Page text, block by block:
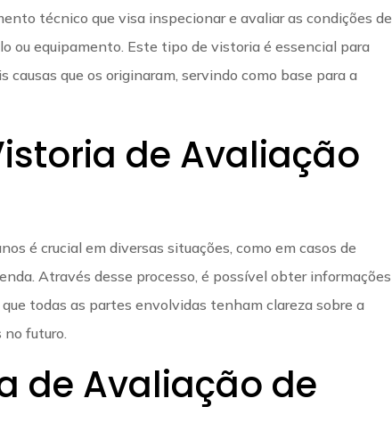
técnico que visa inspecionar e avaliar as condições de
ou equipamento. Este tipo de vistoria é essencial para
que os originaram, servindo como base para a
de Avaliação
é crucial em diversas situações, como em casos de
Através desse processo, é possível obter informações
todas as partes envolvidas tenham clareza sobre a
futuro.
de Avaliação de